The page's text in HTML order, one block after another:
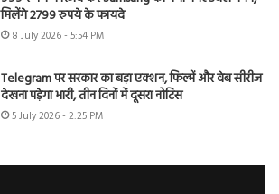
मिलेंगे 2799 रुपये के फायदे
8 July 2026 - 5:54 PM
Telegram पर सरकार का बड़ा एक्शन, फिल्में और वेब सीरीज
देखना पड़ेगा भारी, तीन दिनों में दूसरा नोटिस
5 July 2026 - 2:25 PM